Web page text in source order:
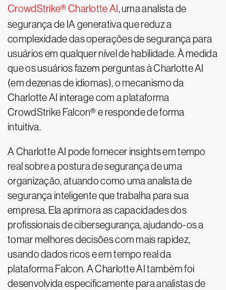
CrowdStrike® Charlotte AI , uma analista de
segurança de IA generativa que reduz a
complexidade das operações de segurança para
usuários em qualquer nível de habilidade. À medida
que os usuários fazem perguntas à Charlotte AI
(em dezenas de idiomas), o mecanismo da
Charlotte AI interage com a plataforma
CrowdStrike Falcon® e responde de forma
intuitiva.
A Charlotte AI pode fornecer insights em tempo
real sobre a postura de segurança de uma
organização, atuando como uma analista de
segurança inteligente que trabalha para sua
empresa. Ela aprimora as capacidades dos
profissionais de cibersegurança, ajudando-os a
tomar melhores decisões com mais rapidez,
usando dados ricos e em tempo real da
plataforma Falcon. A Charlotte AI também foi
desenvolvida especificamente para analistas de